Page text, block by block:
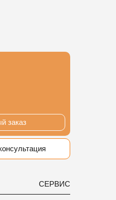
заказ
СЕРВИС